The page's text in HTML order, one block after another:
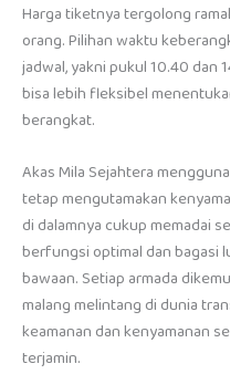
Harga tiketnya tergolong
orang. Pilihan waktu
jadwal, yakni pukul 10.40 dan
bisa lebih fleksibel
berangkat.
Akas Mila Sejahtera
tetap mengutamakan
di dalamnya cukup memadai
berfungsi optimal dan bagasi
bawaan. Setiap armada
malang melintang di dunia
keamanan dan kenyamanan
terjamin.